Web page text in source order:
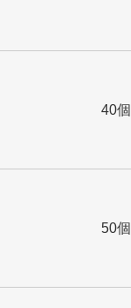
40個
50個